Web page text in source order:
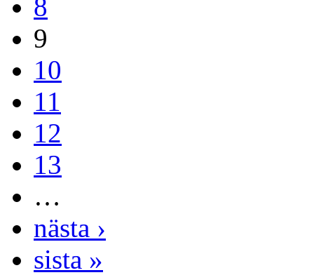
8
9
10
11
12
13
…
nästa ›
sista »